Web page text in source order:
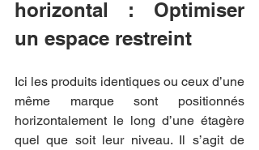
horizontal : Optimiser
un espace restreint
Ici les produits identiques ou ceux d’une
même marque sont positionnés
horizontalement le long d’une étagère
quel que soit leur niveau. Il s’agit de